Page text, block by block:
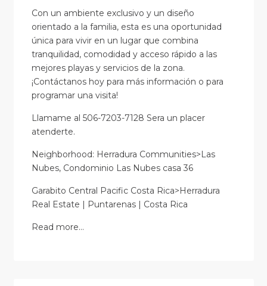
Con un ambiente exclusivo y un diseño
orientado a la familia, esta es una oportunidad
única para vivir en un lugar que combina
tranquilidad, comodidad y acceso rápido a las
mejores playas y servicios de la zona.
¡Contáctanos hoy para más información o para
programar una visita!
Llamame al 506-7203-7128 Sera un placer
atenderte.
Neighborhood: Herradura Communities>Las
Nubes, Condominio Las Nubes casa 36
Garabito Central Pacific Costa Rica>Herradura
Real Estate | Puntarenas | Costa Rica
Read more…